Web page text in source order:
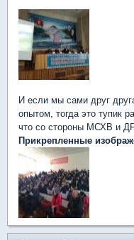
И если мы сами друг
опытом, тогда это тупик
что со стороны МСХВ и ДР
Прикрепленные